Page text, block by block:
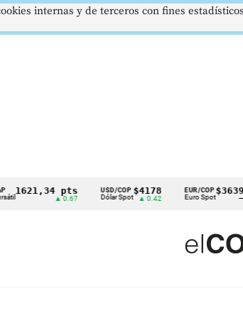
pts USD/COP
Dólar Spot
$4178
▲ 0.42
EUR/COP
Euro Spot
$3639
—
internas y de terceros con fines